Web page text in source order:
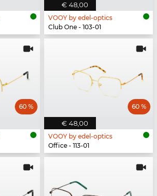
€ 48,00
VOOY by edel-optics
Club One - 103-01
60 %
€ 48,00
60 %
VOOY by edel-optics
Office - 113-01